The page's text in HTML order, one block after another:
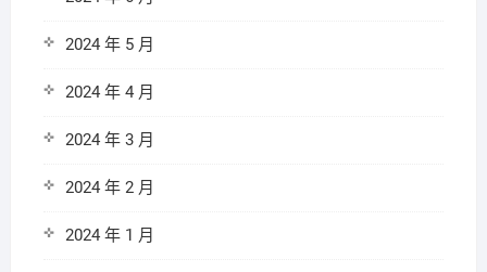
2024 年 5 月
2024 年 4 月
2024 年 3 月
2024 年 2 月
2024 年 1 月